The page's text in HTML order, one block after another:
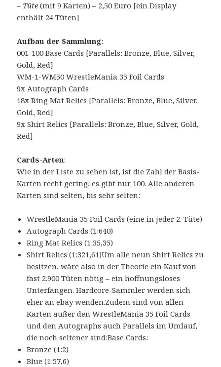
– Tüte (mit 9 Karten) – 2,50 Euro [ein Display
enthält 24 Tüten]
Aufbau der Sammlung:
001-100 Base Cards [Parallels: Bronze, Blue, Silver,
Gold, Red]
WM-1-WM50 WrestleMania 35 Foil Cards
9x Autograph Cards
18x Ring Mat Relics [Parallels: Bronze, Blue, Silver,
Gold, Red]
9x Shirt Relics [Parallels: Bronze, Blue, Silver, Gold,
Red]
Cards-Arten:
Wie in der Liste zu sehen ist, ist die Zahl der Basis-
Karten recht gering, es gibt nur 100. Alle anderen
Karten sind selten, bis sehr selten:
WrestleMania 35 Foil Cards (eine in jeder 2. Tüte)
Autograph Cards (1:640)
Ring Mat Relics (1:35,35)
Shirt Relics (1:321,61)Um alle neun Shirt Relics zu
besitzen, wäre also in der Theorie ein Kauf von
fast 2.900 Tüten nötig – ein hoffnungsloses
Unterfangen. Hardcore-Sammler werden sich
eher an ebay wenden.Zudem sind von allen
Karten außer den WrestleMania 35 Foil Cards
und den Autographs auch Parallels im Umlauf,
die noch seltener sind:Base Cards:
Bronze (1:2)
Blue (1:57,6)